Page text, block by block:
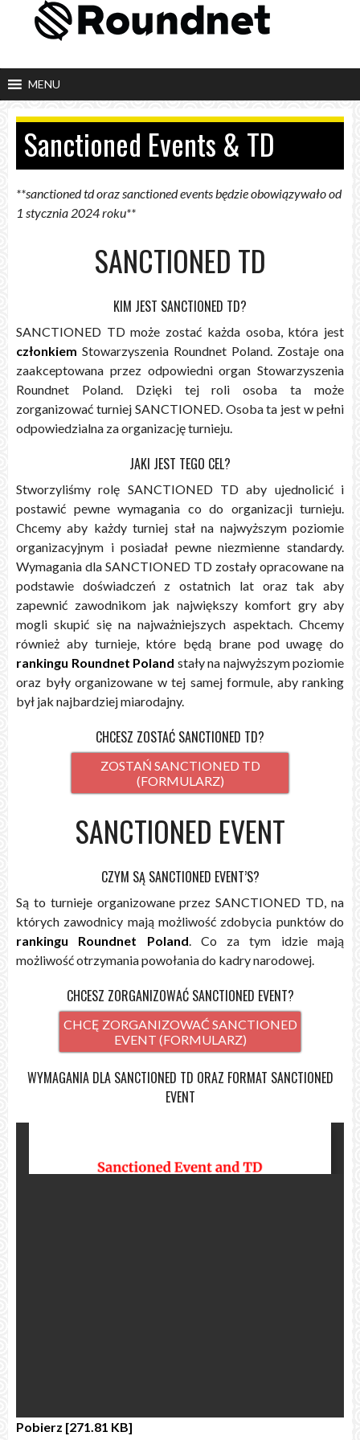
MENU
Sanctioned Events & TD
**sanctioned td oraz sanctioned events będzie obowiązywało od
1 stycznia 2024 roku**
SANCTIONED TD
KIM JEST SANCTIONED TD?
SANCTIONED TD może zostać każda osoba, która jest
członkiem Stowarzyszenia Roundnet Poland. Zostaje ona
zaakceptowana przez odpowiedni organ Stowarzyszenia
Roundnet Poland. Dzięki tej roli osoba ta może
zorganizować turniej SANCTIONED. Osoba ta jest w pełni
odpowiedzialna za organizację turnieju.
JAKI JEST TEGO CEL?
Stworzyliśmy rolę SANCTIONED TD aby ujednolicić i
postawić pewne wymagania co do organizacji turnieju.
Chcemy aby każdy turniej stał na najwyższym poziomie
organizacyjnym i posiadał pewne niezmienne standardy.
Wymagania dla SANCTIONED TD zostały opracowane na
podstawie doświadczeń z ostatnich lat oraz tak aby
zapewnić zawodnikom jak największy komfort gry aby
mogli skupić się na najważniejszych aspektach. Chcemy
również aby turnieje, które będą brane pod uwagę do
rankingu Roundnet Poland stały na najwyższym poziomie
oraz były organizowane w tej samej formule, aby ranking
był jak najbardziej miarodajny.
CHCESZ ZOSTAĆ SANCTIONED TD?
ZOSTAŃ SANCTIONED TD
(FORMULARZ)
SANCTIONED EVENT
CZYM SĄ SANCTIONED EVENT’S?
Są to turnieje organizowane przez SANCTIONED TD, na
których zawodnicy mają możliwość zdobycia punktów do
rankingu Roundnet Poland. Co za tym idzie mają
możliwość otrzymania powołania do kadry narodowej.
CHCESZ ZORGANIZOWAĆ SANCTIONED EVENT?
CHCĘ ZORGANIZOWAĆ SANCTIONED
EVENT (FORMULARZ)
WYMAGANIA DLA SANCTIONED TD ORAZ FORMAT SANCTIONED
EVENT
Pobierz [271.81 KB]